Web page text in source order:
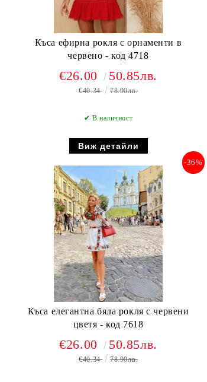
Къса ефирна рокля с орнаменти в
червено - код 4718
€26.00 50.85лв.
€40.34 78.90лв.
✔ В наличност
Виж детайли
Къса елегантна бяла рокля с червени
цветя - код 7618
-36%
€26.00 50.85лв.
€40.34 78.90лв.